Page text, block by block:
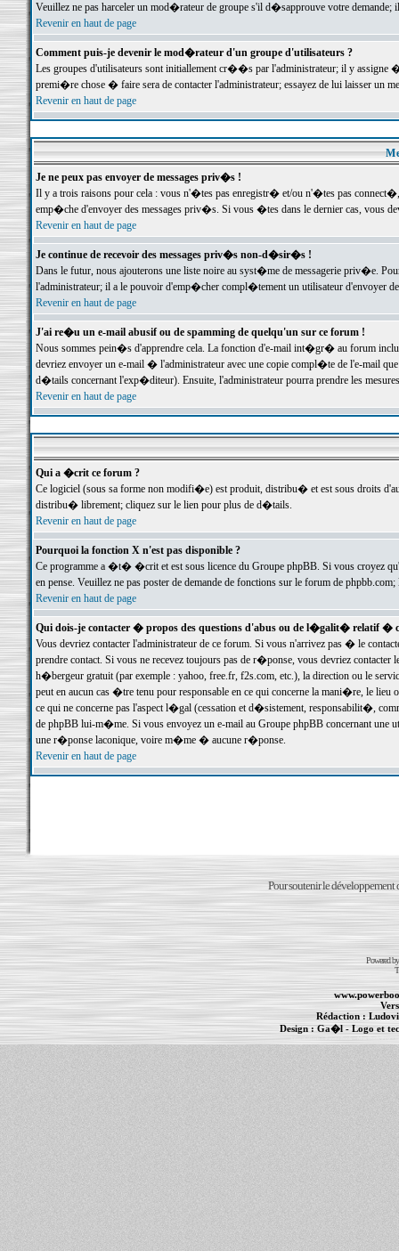
Veuillez ne pas harceler un mod�rateur de groupe s'il d�sapprouve votre demande;
Revenir en haut de page
Comment puis-je devenir le mod�rateur d'un groupe d'utilisateurs ?
Les groupes d'utilisateurs sont initiallement cr��s par l'administrateur; il y
premi�re chose � faire sera de contacter l'administrateur; essayez de lui laisser un
Revenir en haut de page
Je ne peux pas envoyer de messages priv�s !
Il y a trois raisons pour cela : vous n'�tes pas enregistr� et/ou n'�tes pas
emp�che d'envoyer des messages priv�s. Si vous �tes dans le dernier cas, vous
Revenir en haut de page
Je continue de recevoir des messages priv�s non-d�sir�s !
Dans le futur, nous ajouterons une liste noire au syst�me de messagerie priv�e.
l'administrateur; il a le pouvoir d'emp�cher compl�tement un utilisateur d'envoyer
Revenir en haut de page
J'ai re�u un e-mail abusif ou de spamming de quelqu'un sur ce forum !
Nous sommes pein�s d'apprendre cela. La fonction d'e-mail int�gr� au forum inclut
devriez envoyer un e-mail � l'administrateur avec une copie compl�te de l'e-mail
d�tails concernant l'exp�diteur). Ensuite, l'administrateur pourra prendre les
Revenir en haut de page
Qui a �crit ce forum ?
Ce logiciel (sous sa forme non modifi�e) est produit, distribu� et est sous droits
distribu� librement; cliquez sur le lien pour plus de d�tails.
Revenir en haut de page
Pourquoi la fonction X n'est pas disponible ?
Ce programme a �t� �crit et est sous licence du Groupe phpBB. Si vous croyez
en pense. Veuillez ne pas poster de demande de fonctions sur le forum de
Revenir en haut de page
Qui dois-je contacter � propos des questions d'abus ou de l�galit� relatif �
Vous devriez contacter l'administrateur de ce forum. Si vous n'arrivez pas � le
prendre contact. Si vous ne recevez toujours pas de r�ponse, vous devriez
h�bergeur gratuit (par exemple : yahoo, free.fr, f2s.com, etc.), la direction ou le
peut en aucun cas �tre tenu pour responsable en ce qui concerne la mani�re, le
ce qui ne concerne pas l'aspect l�gal (cessation et d�sistement, responsabilit�,
de phpBB lui-m�me. Si vous envoyez un e-mail au Groupe phpBB concernant une
une r�ponse laconique, voire m�me � aucune r�ponse.
Revenir en haut de page
Pour soutenir le développement
Powered
Rédaction :
Design :Ga�l- Logo et
Informations :